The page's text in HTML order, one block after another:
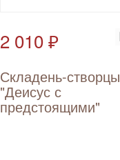
2 010 ₽
Складень-створцы
"Деисус с
предстоящими"